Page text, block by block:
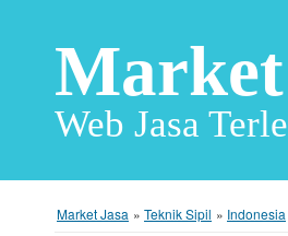
Market
Web Jasa
Market Jasa » Teknik Sipil » Indonesia